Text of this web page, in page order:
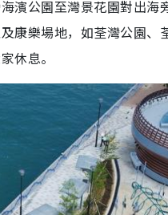
濱公園至灣景花園對出
康樂場地，如荃灣公園
休息。